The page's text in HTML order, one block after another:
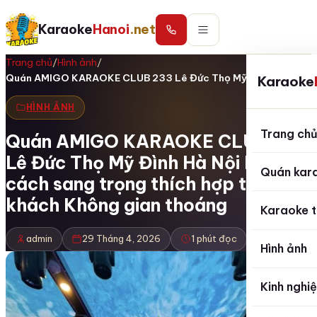
KaraokeHanoi.net
Karaoke
Trang chủ
Quán
Karaoke
Hình ảnh
Kinh
Trang chủ/Hình ảnh/
Quán AMIGO KARAOKE CLUB 233 Lê Đức Thọ Mỹ…
HÌNH ẢNH
Quán AMIGO KARAOKE CLUB 233
Lê Đức Thọ Mỹ Đình Hà Nội Phong
cách sang trọng thích hợp tiếp
khách Không gian thoáng
admin 29 Tháng 4, 2026 1 phút đọc